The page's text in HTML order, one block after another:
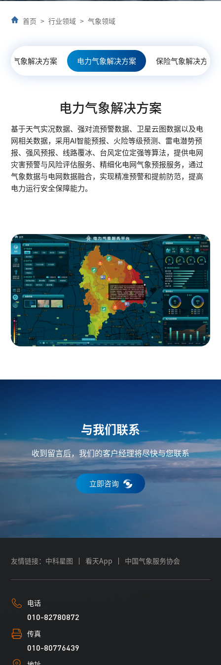
首页 > 行业领域 > 气象领域
源气象解决方案 电力气象解决方案 保险气象解决方案
电力气象解决方案
基于天气实况数据、强对流预警数据、卫星云图数据以及电
网相关数据，采用AI智能预报、火险等级预测、雷电潜势预
报、强风预报、线路覆冰、台风定位定强等算法，提供电网
灾害预警与风险评估服务、精细化电网气象预报服务，通过
气象数据与电网数据融合，实现精准预警和提前防范，提高
电力运行安全保障能力。
与我们联系
收到留言后，我们的客户经理将尽快与您联系
立即咨询
友情链接： 中科星图 看天App 中国气象服务协会
电话
010-82780872
传真
010-80776439